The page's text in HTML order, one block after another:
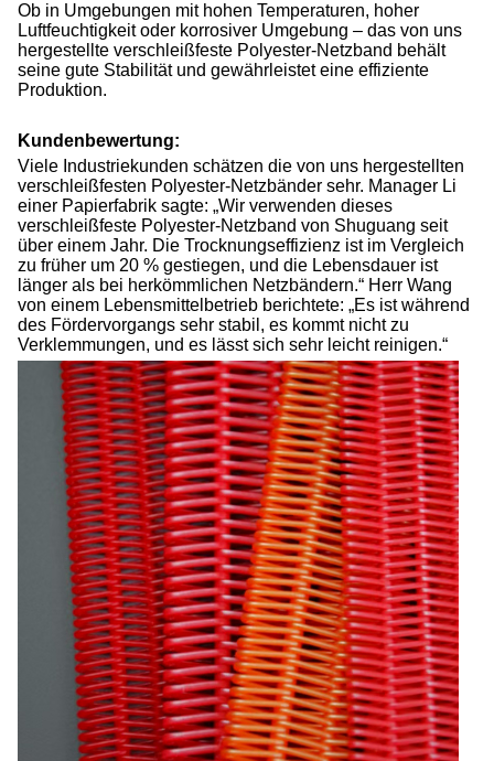
Ob in Umgebungen mit hohen Temperaturen, hoher
Luftfeuchtigkeit oder korrosiver Umgebung – das von uns
hergestellte verschleißfeste Polyester-Netzband behält
seine gute Stabilität und gewährleistet eine effiziente
Produktion.
Kundenbewertung:
Viele Industriekunden schätzen die von uns hergestellten
verschleißfesten Polyester-Netzbänder sehr. Manager Li
einer Papierfabrik sagte: „Wir verwenden dieses
verschleißfeste Polyester-Netzband von Shuguang seit
über einem Jahr. Die Trocknungseffizienz ist im Vergleich
zu früher um 20 % gestiegen, und die Lebensdauer ist
länger als bei herkömmlichen Netzbändern.“ Herr Wang
von einem Lebensmittelbetrieb berichtete: „Es ist während
des Fördervorgangs sehr stabil, es kommt nicht zu
Verklemmungen, und es lässt sich sehr leicht reinigen.“